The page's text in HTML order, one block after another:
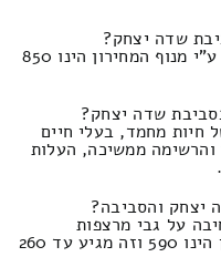
שדה יצחק?
העלות להובלת בית אירוח עשוי מעץ ע"י מנוף המחירון הינו 850
שדה יצחק?
חיות מחמד, בעלי חיים
והרשימה ממשיכה, העלות
יצחק והסביבה?
על גבי מרצפות
ומשטחים ואריזה מן המשטח המחירון הינו 590 וזה מגיע עד 260